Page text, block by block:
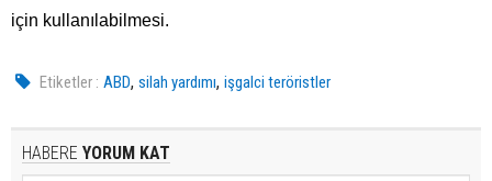
için kullanılabilmesi.
Etiketler : ABD,silah yardımı,işgalci teröristler
HABERE YORUM KAT